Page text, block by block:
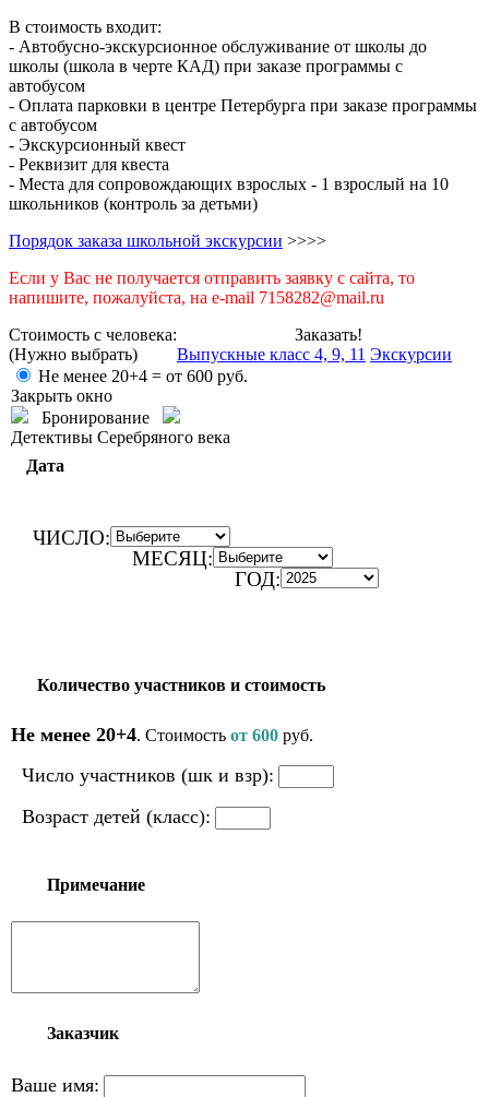
В стоимость входит:
- Автобусно-экскурсионное обслуживание от школы до
школы (школа в черте КАД) при заказе программы с
автобусом
- Оплата парковки в центре Петербурга при заказе программы
с автобусом
- Экскурсионный квест
- Реквизит для квеста
- Места для сопровождающих взрослых - 1 взрослый на 10
школьников (контроль за детьми)
Порядок заказа школьной экскурсии >>>>
Если у Вас не получается отправить заявку с сайта, то
напишите, пожалуйста, на e-mail 7158282@mail.ru
Стоимость с человека:
(Нужно выбрать)
Не менее 20+4 = от 600 руб.
Закрыть окно
Бронирование
Детективы Серебряного века
Дата
ЧИСЛО:
МЕСЯЦ:
ГОД:
Количество участников и стоимость
Не менее 20+4. Стоимость от 600 руб.
Число участников (шк и взр):
Возраст детей (класс):
Примечание
Заказчик
Ваше имя:
Заказать!
Выпускные класс 4, 9, 11 Экскурсии